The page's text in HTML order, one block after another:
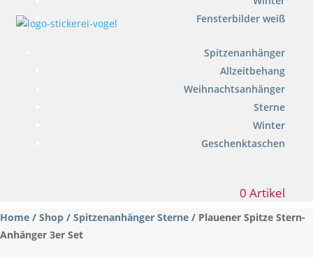
Fensterbilder weiß
Spitzenanhänger
Allzeitbehang
Weihnachtsanhänger
Sterne
Winter
Geschenktaschen
0 Artikel
Home / Shop / Spitzenanhänger Sterne / Plauener Spitze Stern-
Anhänger 3er Set